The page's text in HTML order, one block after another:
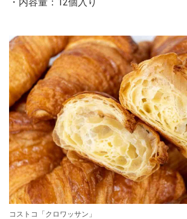
コストコ「クロワッサン」